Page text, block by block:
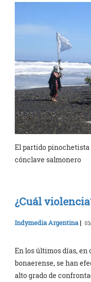
El partido
cónclave salmonero
¿Cuál
Indymedia Argentina |
En los últimos días,
bonaerense, se han
alto grado de